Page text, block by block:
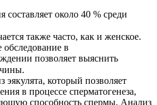
около 40 % среди
также часто, как и женское.⠀
в
позволяет выяснить
⠀
который позволяет
в процессе сперматогенеза,
способность спермы. Анализ